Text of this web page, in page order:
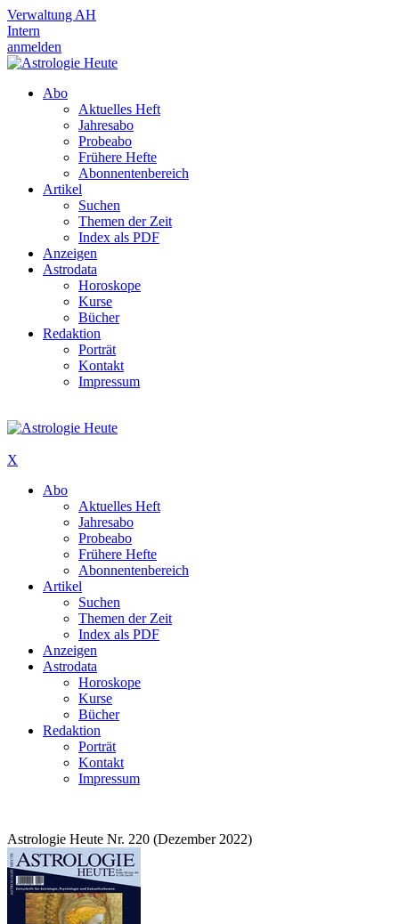
Verwaltung AH
Intern
anmelden
Abo
Aktuelles Heft
Jahresabo
Probeabo
Frühere Hefte
Abonnentenbereich
Artikel
Suchen
Themen der Zeit
Index als PDF
Anzeigen
Astrodata
Horoskope
Kurse
Bücher
Redaktion
Porträt
Kontakt
Impressum
X
Abo
Aktuelles Heft
Jahresabo
Probeabo
Frühere Hefte
Abonnentenbereich
Artikel
Suchen
Themen der Zeit
Index als PDF
Anzeigen
Astrodata
Horoskope
Kurse
Bücher
Redaktion
Porträt
Kontakt
Impressum
Astrologie Heute Nr. 220 (Dezember 2022)